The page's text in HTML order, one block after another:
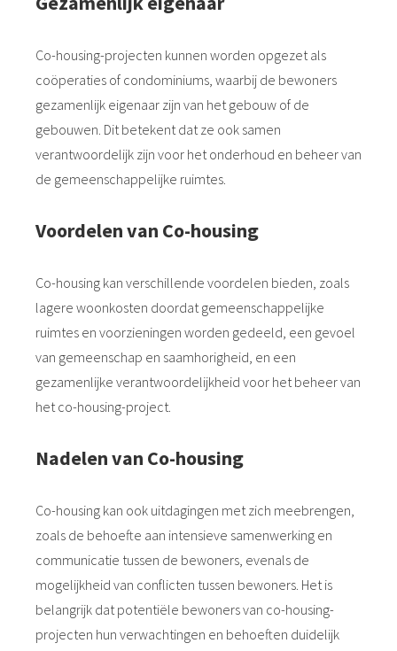
Co-housing-projecten kunnen worden opgezet als
coöperaties of condominiums, waarbij de bewoners
gezamenlijk eigenaar zijn van het gebouw of de
gebouwen. Dit betekent dat ze ook samen
verantwoordelijk zijn voor het onderhoud en beheer van
de gemeenschappelijke ruimtes.
Voordelen van Co-housing
Co-housing kan verschillende voordelen bieden, zoals
lagere woonkosten doordat gemeenschappelijke
ruimtes en voorzieningen worden gedeeld, een gevoel
van gemeenschap en saamhorigheid, en een
gezamenlijke verantwoordelijkheid voor het beheer van
het co-housing-project.
Nadelen van Co-housing
Co-housing kan ook uitdagingen met zich meebrengen,
zoals de behoefte aan intensieve samenwerking en
communicatie tussen de bewoners, evenals de
mogelijkheid van conflicten tussen bewoners. Het is
belangrijk dat potentiële bewoners van co-housing-
projecten hun verwachtingen en behoeften duidelijk